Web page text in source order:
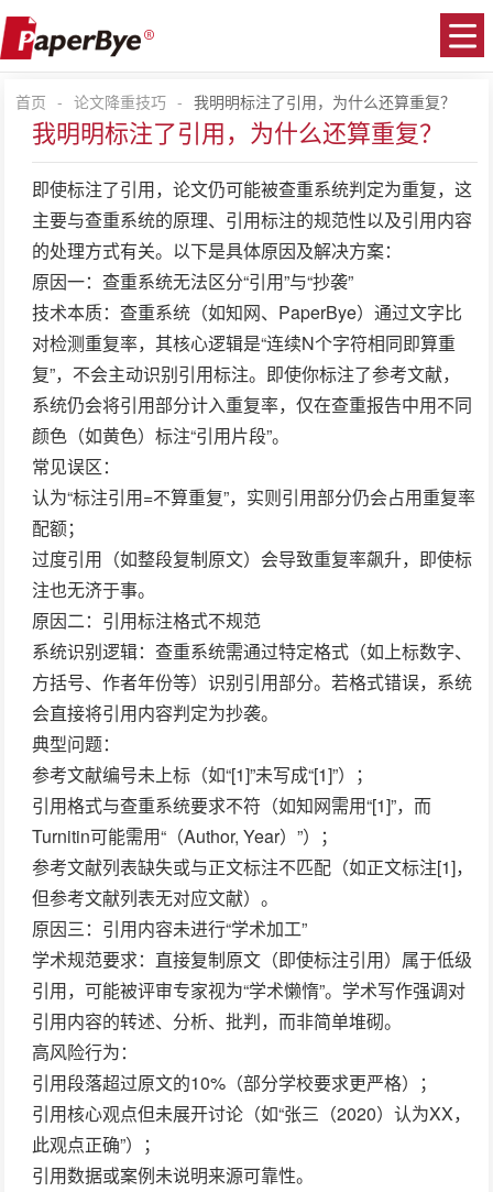
首页 - 论文降重技巧 - 我明明标注了引用，为什么还算重复？
我明明标注了引用，为什么还算重复？
即使标注了引用，论文仍可能被查重系统判定为重复，这
主要与查重系统的原理、引用标注的规范性以及引用内容
的处理方式有关。以下是具体原因及解决方案：
原因一：查重系统无法区分“引用”与“抄袭”
技术本质：查重系统（如知网、PaperBye）通过文字比
对检测重复率，其核心逻辑是“连续N个字符相同即算重
复”， 不会主动识别引用标注。即使你标注了参考文献，
系统仍会将引用部分计入重复率，仅在查重报告中用不同
颜色（如黄色）标注“引用片段”。
常见误区：
认为“标注引用=不算重复”，实则引用部分仍会占用重复率
配额；
过度引用（如整段复制原文）会导致重复率飙升，即使标
注也无济于事。
原因二：引用标注格式不规范
系统识别逻辑：查重系统需通过特定格式 （如上标数字、
方括号、作者年份等）识别引用部分。若格式错误，系统
会直接将引用内容判定为抄袭。
典型问题：
参考文献编号未上标（如“[1]”未写成“[1]”）；
引用格式与查重系统要求不符（如知网需用“[1]”，而
Turnitin可能需用“（Author, Year）”）；
参考文献列表缺失或与正文标注不匹配（如正文标注[1]，
但参考文献列表无对应文献）。
原因三：引用内容未进行“学术加工”
学术规范要求：直接复制原文（即使标注引用）属于低级
引用，可能被评审专家视为“学术懒惰”。学术写作强调对
引用内容的转述、分析、批判，而非简单堆砌。
高风险行为：
引用段落超过原文的10%（部分学校要求更严格）；
引用核心观点但未展开讨论（如“张三（2020）认为XX，
此观点正确”）；
引用数据或案例未说明来源可靠性。